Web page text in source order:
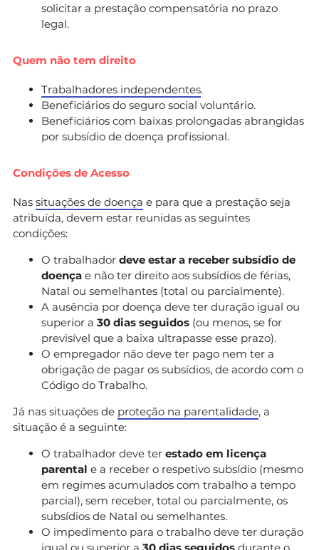
solicitar a prestação compensatória no prazo
legal.
Quem não tem direito
Trabalhadores independentes.
Beneficiários do seguro social voluntário.
Beneficiários com baixas prolongadas abrangidas
por subsídio de doença profissional.
Condições de Acesso
Nas situações de doença e para que a prestação seja
atribuída, devem estar reunidas as seguintes
condições:
O trabalhador deve estar a receber subsídio de
doença e não ter direito aos subsídios de férias,
Natal ou semelhantes (total ou parcialmente).
A ausência por doença deve ter duração igual ou
superior a 30 dias seguidos (ou menos, se for
previsível que a baixa ultrapasse esse prazo).
O empregador não deve ter pago nem ter a
obrigação de pagar os subsídios, de acordo com o
Código do Trabalho.
Já nas situações de proteção na parentalidade, a
situação é a seguinte:
O trabalhador deve ter estado em licença
parental e a receber o respetivo subsídio (mesmo
em regimes acumulados com trabalho a tempo
parcial), sem receber, total ou parcialmente, os
subsídios de Natal ou semelhantes.
O impedimento para o trabalho deve ter duração
igual ou superior a 30 dias seguidos durante o